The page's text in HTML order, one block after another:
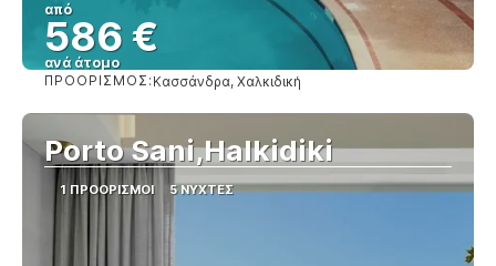
από
586 €
ανά άτομο
Βλέπω
ΠΡΟΟΡΙΣΜΌΣ: Κασσάνδρα, Χαλκιδική
Porto Sani,Halkidiki
1 ΠΡΟΟΡΙΣΜΟΊ 5 ΝΎΧΤΕΣ